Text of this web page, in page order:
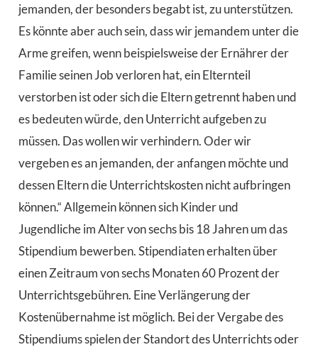
jemanden, der besonders begabt ist, zu unterstützen.
Es könnte aber auch sein, dass wir jemandem unter die
Arme greifen, wenn beispielsweise der Ernährer der
Familie seinen Job verloren hat, ein Elternteil
verstorben ist oder sich die Eltern getrennt haben und
es bedeuten würde, den Unterricht aufgeben zu
müssen. Das wollen wir verhindern. Oder wir
vergeben es an jemanden, der anfangen möchte und
dessen Eltern die Unterrichtskosten nicht aufbringen
können.“ Allgemein können sich Kinder und
Jugendliche im Alter von sechs bis 18 Jahren um das
Stipendium bewerben. Stipendiaten erhalten über
einen Zeitraum von sechs Monaten 60 Prozent der
Unterrichtsgebühren. Eine Verlängerung der
Kostenübernahme ist möglich. Bei der Vergabe des
Stipendiums spielen der Standort des Unterrichts oder